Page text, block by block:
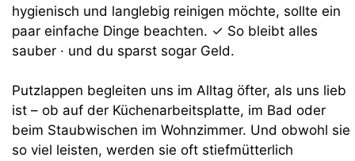
hygienisch und langlebig reinigen möchte, sollte ein
paar einfache Dinge beachten. ✓ So bleibt alles
sauber · und du sparst sogar Geld.
Putzlappen begleiten uns im Alltag öfter, als uns lieb
ist – ob auf der Küchenarbeitsplatte, im Bad oder
beim Staubwischen im Wohnzimmer. Und obwohl sie
so viel leisten, werden sie oft stiefmütterlich